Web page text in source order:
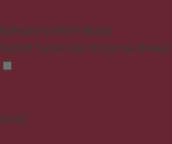
Epilepsie-sicherer Modus
Dämpft Farben und stoppt das Blinken
Inhalt